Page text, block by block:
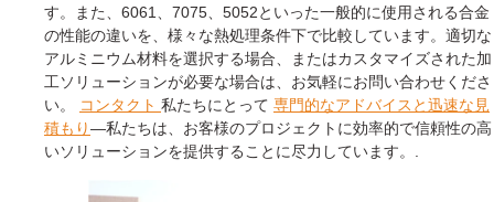
す。また、6061、7075、5052といった一般的に使用される合金
の性能の違いを、様々な熱処理条件下で比較しています。適切な
アルミニウム材料を選択する場合、またはカスタマイズされた加
工ソリューションが必要な場合は、お気軽にお問い合わせくださ
い。
コンタクト 私たちにとって 専門的なアドバイスと迅速な見
積もり—私たちは、お客様のプロジェクトに効率的で信頼性の高
いソリューションを提供することに尽力しています。.